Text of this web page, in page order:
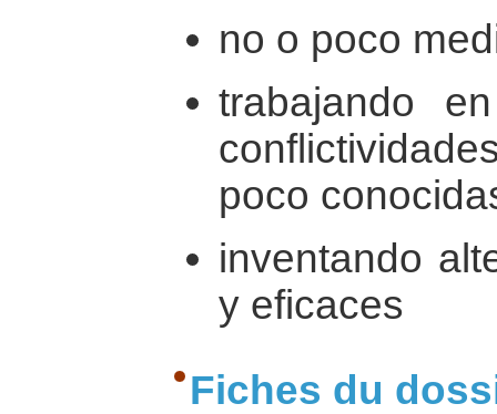
no o poco
trabajando
poco
inventando
y eficaces
Fiches du